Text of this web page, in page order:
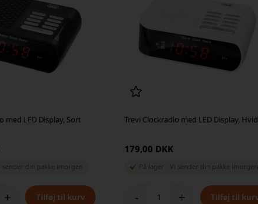
med LED Display, Sort
sender din pakke imorgen
+
Trevi Clockradio med LED Display, Hvid
179,00 DKK
På lager Vi sender din pakke imorgen
- +